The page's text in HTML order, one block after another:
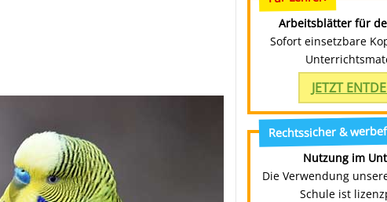
Arbeitsblätter für
Sofort einsetzbare
JETZT
Rechtssicher &
Nutzung im
Die Verwendung
Schule ist